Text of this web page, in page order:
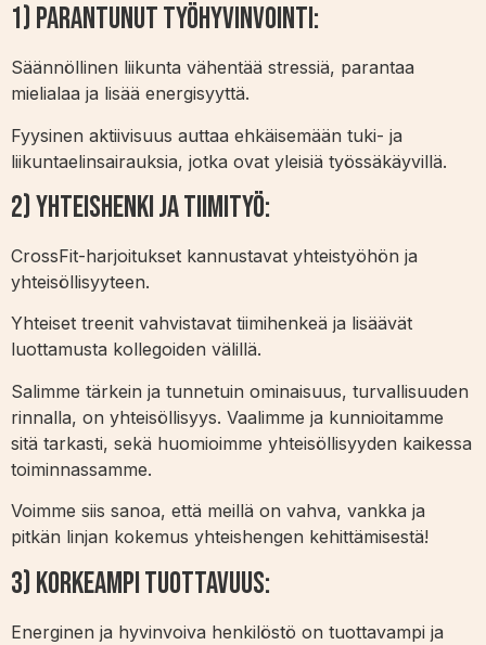
1) Parantunut Työhyvinvointi:
Säännöllinen liikunta vähentää stressiä, parantaa
mielialaa ja lisää energisyyttä.
Fyysinen aktiivisuus auttaa ehkäisemään tuki- ja
liikuntaelinsairauksia, jotka ovat yleisiä työssäkäyvillä.
2) Yhteishenki ja Tiimityö:
CrossFit-harjoitukset kannustavat yhteistyöhön ja
yhteisöllisyyteen.
Yhteiset treenit vahvistavat tiimihenkeä ja lisäävät
luottamusta kollegoiden välillä.
Salimme tärkein ja tunnetuin ominaisuus, turvallisuuden
rinnalla, on yhteisöllisyys. Vaalimme ja kunnioitamme
sitä tarkasti, sekä huomioimme yhteisöllisyyden kaikessa
toiminnassamme.
Voimme siis sanoa, että meillä on vahva, vankka ja
pitkän linjan kokemus yhteishengen kehittämisestä!
3) Korkeampi Tuottavuus:
Energinen ja hyvinvoiva henkilöstö on tuottavampi ja